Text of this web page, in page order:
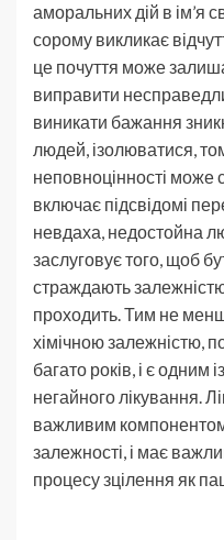
аморальних дій в ім’я
сорому викликає
це почуття може
виправити
виникати бажання
людей, ізолюватися,
неповноцінності
включає підсвідомі
невдаха, недостойна
заслуговує того, щоб
страждають
проходить. Тим не
хімічною залежністю,
багато років, і є одним
негайного лікування.
важливим
залежності, і має
процесу зцілення як